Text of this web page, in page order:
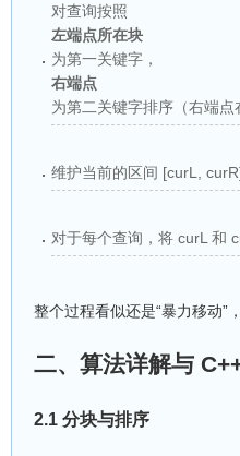
对查询按照
左端点所在块
为第一关键字，
右端点
为第二关键字排序（右端点
维护当前的区间 [curL,
对于每个查询，将 curL 和
整个过程看似还是“暴力移动”
二、算法详解与
2.1 分块与排序